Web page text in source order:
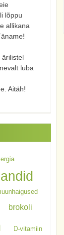
lõppu
allikana
ärilistel
luba
Aitäh!
brokoli
D-vitamiin